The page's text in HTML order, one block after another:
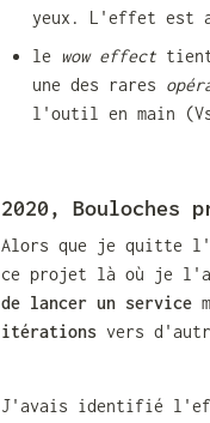
yeux. L'effet est
le wow effect
une des rares
l'outil en main
2020,
Alors que je quitte
ce projet là où je
de lancer un service
itérations vers
J'avais identifié